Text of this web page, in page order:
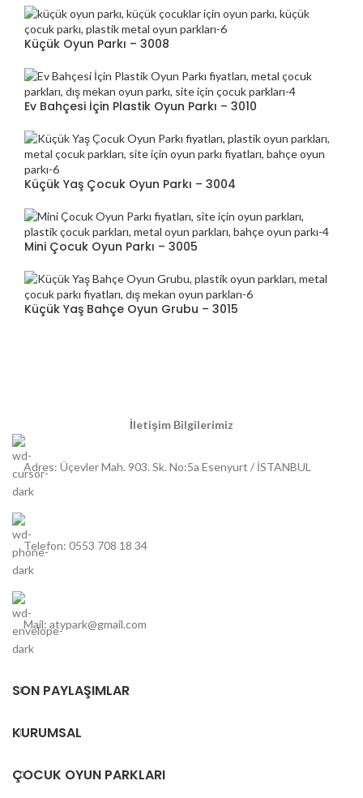
Küçük Oyun Parkı – 3008
Ev Bahçesi İçin Plastik Oyun Parkı – 3010
Küçük Yaş Çocuk Oyun Parkı – 3004
Mini Çocuk Oyun Parkı – 3005
Küçük Yaş Bahçe Oyun Grubu – 3015
İletişim Bilgilerimiz
Adres: Üçevler Mah. 903. Sk. No:5a Esenyurt / İSTANBUL
Telefon: 0553 708 18 34
Mail: atypark@gmail.com
SON PAYLAŞIMLAR
KURUMSAL
ÇOCUK OYUN PARKLARI